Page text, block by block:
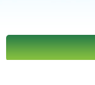
Главное меню